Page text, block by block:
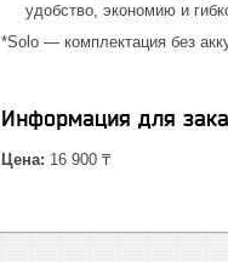
удобство, экономию и
*Solo — комплектация без
Информация для
Цена: 16 900 ₸